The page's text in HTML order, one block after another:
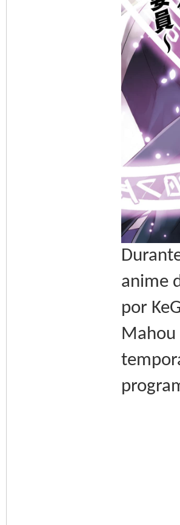
anime
por
Mahou